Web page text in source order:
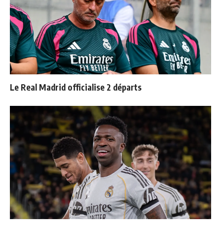
Le Real Madrid officialise 2 départs